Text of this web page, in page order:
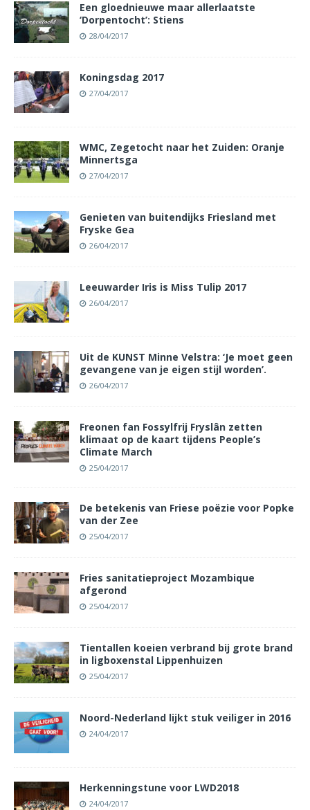
Een gloednieuwe maar allerlaatste
‘Dorpentocht’: Stiens
28/04/2017
Koningsdag 2017
27/04/2017
WMC, Zegetocht naar het Zuiden: Oranje
Minnertsga
27/04/2017
Genieten van buitendijks Friesland met
Fryske Gea
26/04/2017
Leeuwarder Iris is Miss Tulip 2017
26/04/2017
Uit de KUNST Minne Velstra: ‘Je moet geen
gevangene van je eigen stijl worden’.
26/04/2017
Freonen fan Fossylfrij Fryslân zetten
klimaat op de kaart tijdens People’s
Climate March
25/04/2017
De betekenis van Friese poëzie voor Popke
van der Zee
25/04/2017
Fries sanitatieproject Mozambique
afgerond
25/04/2017
Tientallen koeien verbrand bij grote brand
in ligboxenstal Lippenhuizen
25/04/2017
Noord-Nederland lijkt stuk veiliger in 2016
24/04/2017
Herkenningstune voor LWD2018
24/04/2017